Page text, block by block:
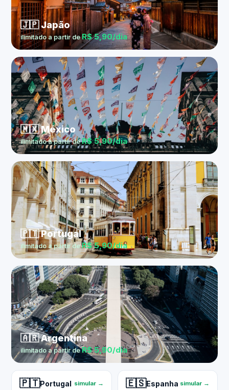
🇯🇵 Japão
ilimitado a partir deR$ 5,90/dia
🇲🇽 México
ilimitado a partir deR$ 5,90/dia
🇵🇹 Portugal
ilimitado a partir deR$ 5,90/dia
🇦🇷 Argentina
ilimitado a partir deR$ 5,90/dia
🇵🇹Portugal simular → 🇪🇸Espanha simular →